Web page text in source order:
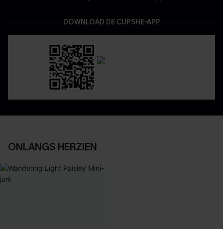
DOWNLOAD DE CUPSHE-APP
ONLANGS HERZIEN